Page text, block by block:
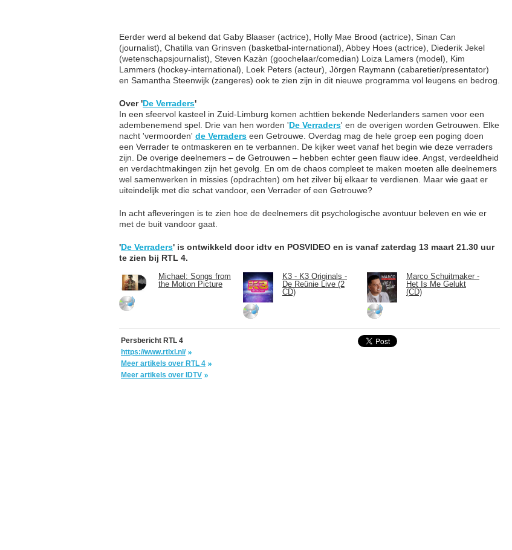
Eerder werd al bekend dat Gaby Blaaser (actrice), Holly Mae Brood (actrice), Sinan Can
(journalist), Chatilla van Grinsven (basketbal-international), Abbey Hoes (actrice), Diederik Jekel
(wetenschapsjournalist), Steven Kazàn (goochelaar/comedian) Loiza Lamers (model), Kim
Lammers (hockey-international), Loek Peters (acteur), Jörgen Raymann (cabaretier/presentator)
en Samantha Steenwijk (zangeres) ook te zien zijn in dit nieuwe programma vol leugens en bedrog.
Over 'De Verraders'
In een sfeervol kasteel in Zuid-Limburg komen achttien bekende Nederlanders samen voor een
adembenemend spel. Drie van hen worden 'De Verraders' en de overigen worden Getrouwen. Elke
nacht 'vermoorden' de Verraders een Getrouwe. Overdag mag de hele groep een poging doen
een Verrader te ontmaskeren en te verbannen. De kijker weet vanaf het begin wie deze verraders
zijn. De overige deelnemers – de Getrouwen – hebben echter geen flauw idee. Angst, verdeeldheid
en verdachtmakingen zijn het gevolg. En om de chaos compleet te maken moeten alle deelnemers
wel samenwerken in missies (opdrachten) om het zilver bij elkaar te verdienen. Maar wie gaat er
uiteindelijk met die schat vandoor, een Verrader of een Getrouwe?
In acht afleveringen is te zien hoe de deelnemers dit psychologische avontuur beleven en wie er
met de buit vandoor gaat.
'De Verraders' is ontwikkeld door idtv en POSVIDEO en is vanaf zaterdag 13 maart 21.30 uur
te zien bij RTL 4.
Michael: Songs from
the Motion Picture
K3 - K3 Originals -
De Reünie Live (2
CD)
Marco Schuitmaker -
Het Is Me Gelukt
(CD)
Persbericht RTL 4
https://www.rtlxl.nl/
Meer artikels over RTL 4
Meer artikels over IDTV